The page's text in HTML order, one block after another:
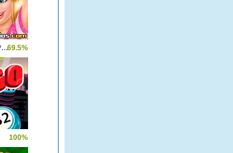
Barbie Escuela de Princesas69.5%
100%